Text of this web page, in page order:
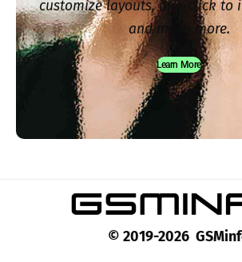
customize layouts, one-click to
and much more.
Learn More
© 2019-2026